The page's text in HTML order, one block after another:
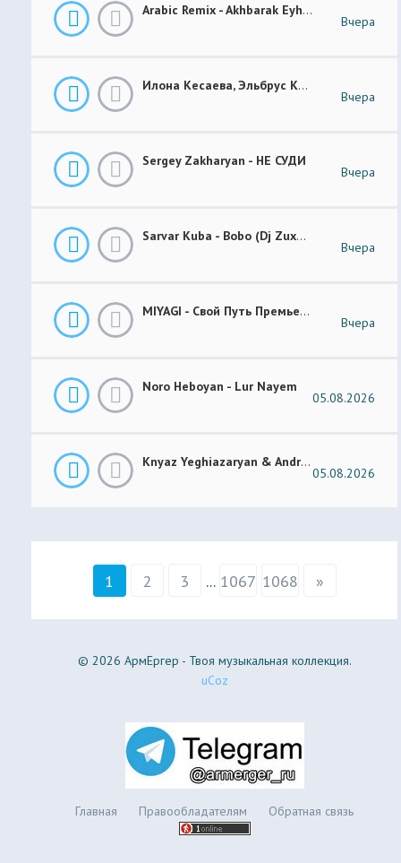
Arabic Remix - Akhbarak Eyh (Prod. Elsen Pro)
Вчера
Илона Кесаева, Эльбрус Кесаев - Поздняя Любовь Премьера Трека 2026
Вчера
Sergey Zakharyan - НЕ СУДИ
Вчера
Sarvar Kuba - Bobo (Dj Zuxa Remix)
Вчера
MIYAGI - Свой Путь Премьера 2026
Вчера
Noro Heboyan - Lur Nayem
05.08.2026
Knyaz Yeghiazaryan & Andranik Sirakanyan - Arevi Pes New 2026
05.08.2026
1 2 3 ... 1067 1068 »
© 2026 АрмЕргер - Твоя музыкальная коллекция.
uCoz
Главная Правообладателям Обратная связь